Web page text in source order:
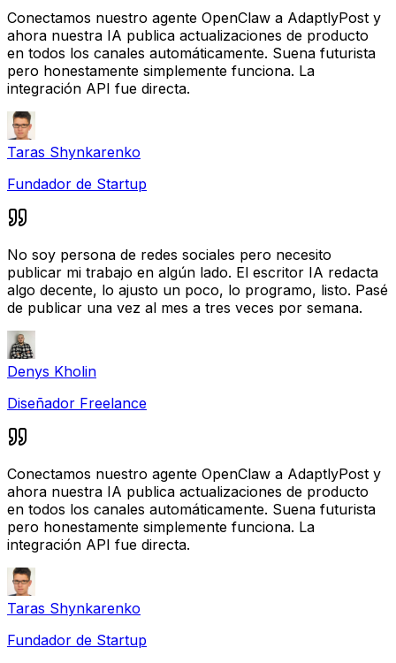
Conectamos nuestro agente OpenClaw a AdaptlyPost y
ahora nuestra IA publica actualizaciones de producto
en todos los canales automáticamente. Suena futurista
pero honestamente simplemente funciona. La
integración API fue directa.
Taras Shynkarenko
Fundador de Startup
No soy persona de redes sociales pero necesito
publicar mi trabajo en algún lado. El escritor IA redacta
algo decente, lo ajusto un poco, lo programo, listo. Pasé
de publicar una vez al mes a tres veces por semana.
Denys Kholin
Diseñador Freelance
Conectamos nuestro agente OpenClaw a AdaptlyPost y
ahora nuestra IA publica actualizaciones de producto
en todos los canales automáticamente. Suena futurista
pero honestamente simplemente funciona. La
integración API fue directa.
Taras Shynkarenko
Fundador de Startup